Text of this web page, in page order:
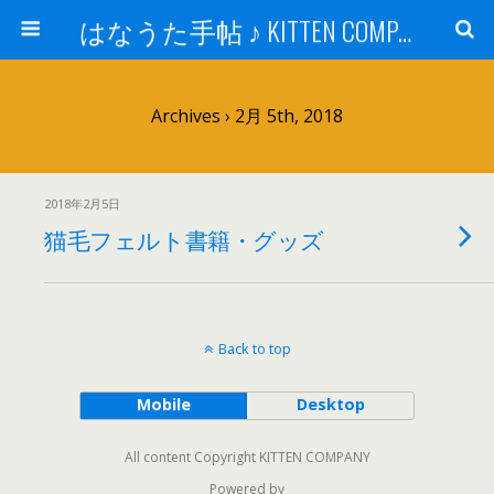
はなうた手帖 ♪ KITTEN COMPANY
Archives › 2月 5th, 2018
2018年2月5日
猫毛フェルト書籍・グッズ
Back to top
Mobile Desktop
All content Copyright KITTEN COMPANY
Powered by